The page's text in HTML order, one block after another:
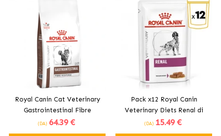
Royal Canin Cat Veterinary
Gastrointestinal Fibre
Response cibo secco per
gatti adulti
(DA) 64.39 €
Pack x12 Royal Canin
Veterinary Diets Renal di
cibo umido per cani
(DA) 15.49 €